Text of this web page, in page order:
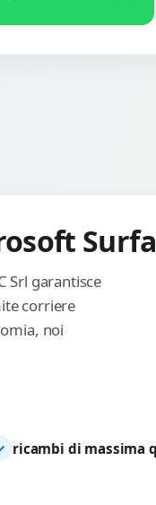
Srl garantisce
corriere
noi
ricambi di massima